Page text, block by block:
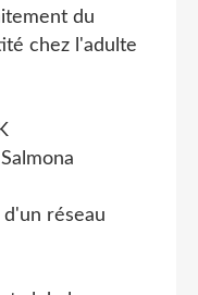
du
chez l'adulte
réseau